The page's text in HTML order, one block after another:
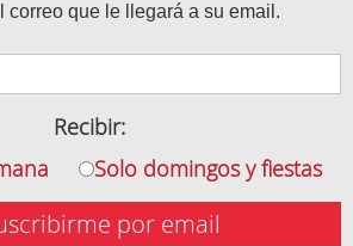
correo que le llegará a su email.
Recibir:
Solo domingos y fiestas
por email